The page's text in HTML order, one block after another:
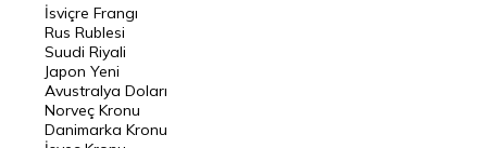
Riyal Kuru
Avustralya Doları
Danimarka Kronu Kuru
Kanada Doları Kuru
İsviçre Frangı
Rus Rublesi
Suudi Riyali
Japon Yeni
Avustralya Doları
Norveç Kronu
Danimarka Kronu